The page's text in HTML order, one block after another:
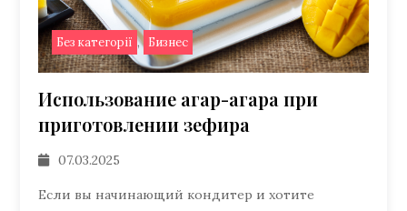
Без категорії , Бизнес
Использование агар-агара при
приготовлении зефира
07.03.2025
Если вы начинающий кондитер и хотите